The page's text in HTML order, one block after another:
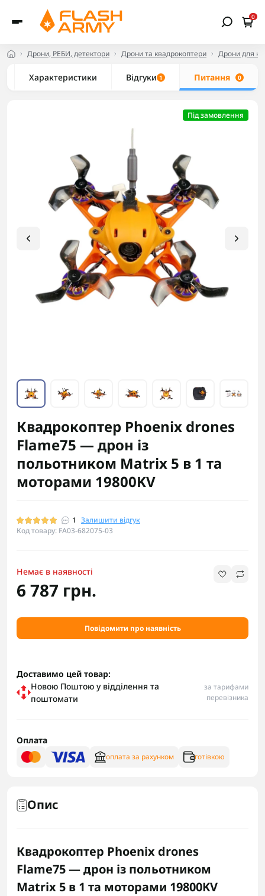
0
Дрони, РЕБИ, детектори Дрони та квадрокоптери Дрони для
Характеристики Відгуки 1 Питання 0
Під замовлення
Квадрокоптер Phoenix drones
Flame75 — дрон із
польотником Matrix 5 в 1 та
моторами 19800KV
1 Залишити відгук
Код товару: FA03-682075-03
Немає в наявності
6 787 грн.
Повідомити про наявність
Доставимо цей товар:
Новою Поштою у відділення та
поштомати
за тарифами
перевізника
Оплата
оплата за рахунком готівкою
Опис
Квадрокоптер Phoenix drones
Flame75 — дрон із польотником
Matrix 5 в 1 та моторами 19800KV